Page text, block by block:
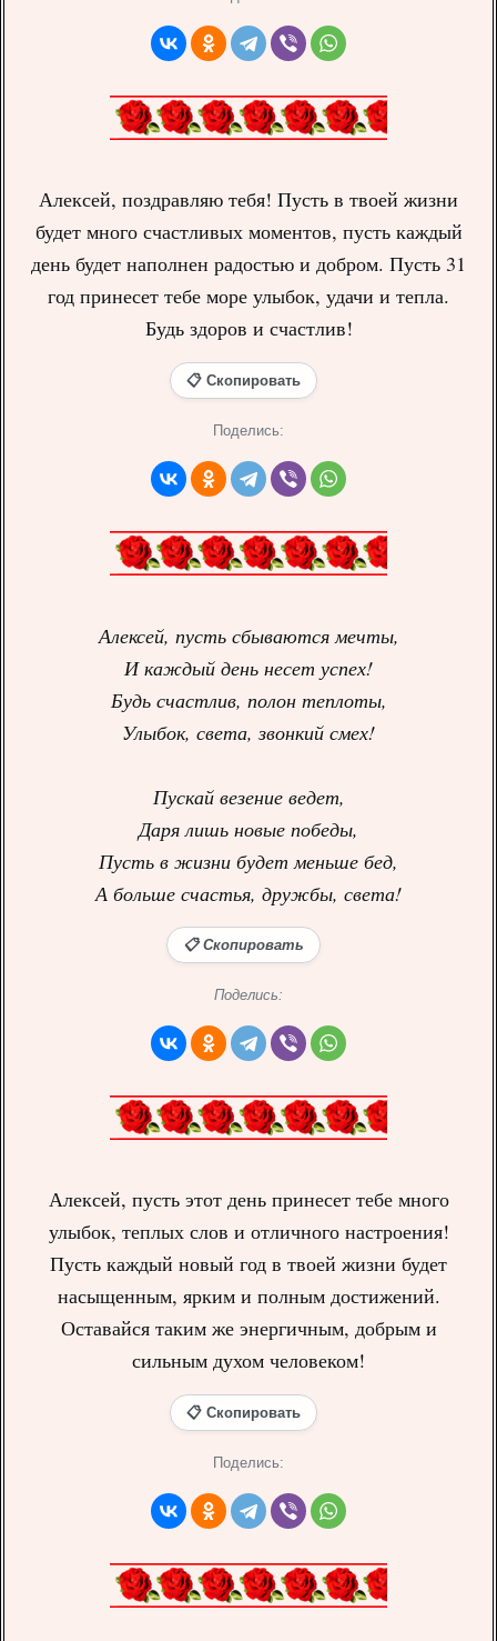
Алексей, поздравляю тебя! Пусть в твоей жизни
будет много счастливых моментов, пусть каждый
день будет наполнен радостью и добром. Пусть 31
год принесет тебе море улыбок, удачи и тепла.
Будь здоров и счастлив!
📋 Скопировать
Поделись:
Алексей, пусть сбываются мечты,
И каждый день несет успех!
Будь счастлив, полон теплоты,
Улыбок, света, звонкий смех!
Пускай везение ведет,
Даря лишь новые победы,
Пусть в жизни будет меньше бед,
А больше счастья, дружбы, света!
📋 Скопировать
Поделись:
Алексей, пусть этот день принесет тебе много
улыбок, теплых слов и отличного настроения!
Пусть каждый новый год в твоей жизни будет
насыщенным, ярким и полным достижений.
Оставайся таким же энергичным, добрым и
сильным духом человеком!
📋 Скопировать
Поделись: